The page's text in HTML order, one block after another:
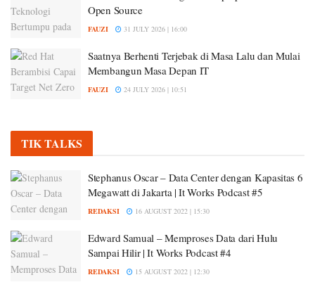
Open Source
FAUZI 31 JULY 2026 | 16:00
Saatnya Berhenti Terjebak di Masa Lalu dan Mulai
Membangun Masa Depan IT
FAUZI 24 JULY 2026 | 10:51
TIK TALKS
Stephanus Oscar – Data Center dengan Kapasitas 6
Megawatt di Jakarta | It Works Podcast #5
REDAKSI 16 AUGUST 2022 | 15:30
Edward Samual – Memproses Data dari Hulu
Sampai Hilir | It Works Podcast #4
REDAKSI 15 AUGUST 2022 | 12:30